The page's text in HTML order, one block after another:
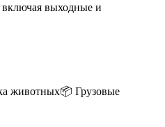
выходные и
животных📦 Грузовые